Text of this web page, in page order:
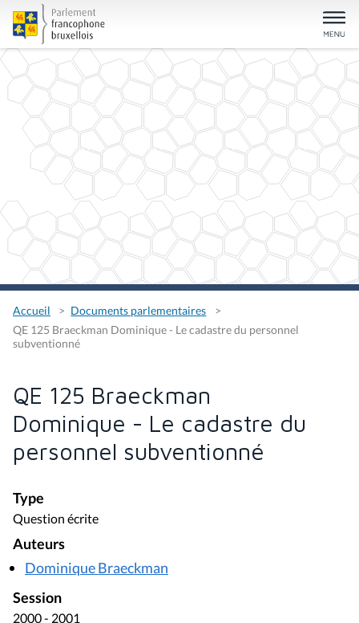
Accueil
Documents parlementaires
QE 125 Braeckman Dominique - Le cadastre du personnel
subventionné
QE 125 Braeckman
Dominique - Le cadastre du
personnel subventionné
Type
Question écrite
Auteurs
Dominique Braeckman
Session
2000 - 2001